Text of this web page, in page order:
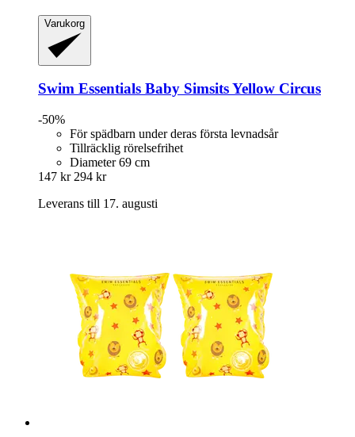
Varukorg
Swim Essentials Baby Simsits Yellow Circus
-50%
För spädbarn under deras första levnadsår
Tillräcklig rörelsefrihet
Diameter 69 cm
147 kr 294 kr
Leverans till 17. augusti